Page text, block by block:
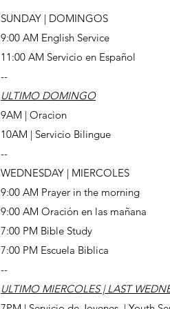
SUNDAY | DOMINGOS
9:00 AM English Service
11:00 AM Servicio en Español
--
ULTIMO DOMINGO
9AM | Oracion
10AM | Servicio Bilingue
--
WEDNESDAY | MIERCOLES
9:00 AM Prayer in the morning
9:00 AM Oración en las mañana
7:00 PM Bible Study
7:00 PM Escuela Biblica
--
ULTIMO MIERCOLES | LAST